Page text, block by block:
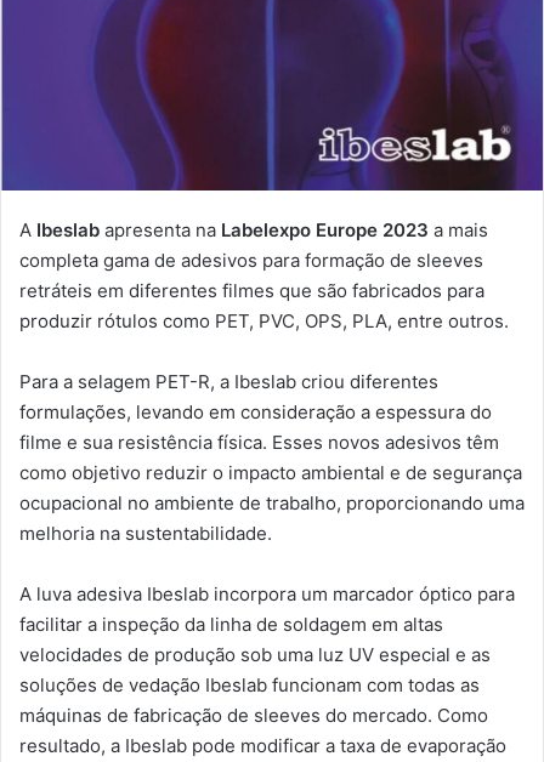
A Ibeslab apresenta na Labelexpo Europe 2023 a mais
completa gama de adesivos para formação de sleeves
retráteis em diferentes filmes que são fabricados para
produzir rótulos como PET, PVC, OPS, PLA, entre outros.
Para a selagem PET-R, a Ibeslab criou diferentes
formulações, levando em consideração a espessura do
filme e sua resistência física. Esses novos adesivos têm
como objetivo reduzir o impacto ambiental e de segurança
ocupacional no ambiente de trabalho, proporcionando uma
melhoria na sustentabilidade.
A luva adesiva Ibeslab incorpora um marcador óptico para
facilitar a inspeção da linha de soldagem em altas
velocidades de produção sob uma luz UV especial e as
soluções de vedação Ibeslab funcionam com todas as
máquinas de fabricação de sleeves do mercado. Como
resultado, a Ibeslab pode modificar a taxa de evaporação